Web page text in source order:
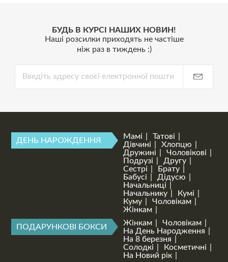
БУДЬ В КУРСІ НАШИХ НОВИН!
Наші розсилки приходять не частіше
ніж раз в тиждень :)
ДЕНЬ НАРОЖДЕННЯ Мамі
Татові
Дівчині
Хлопцю
Дружині
Чоловікові
Подрузі
Другу
Сестрі
Брату
Бабусі
Дідусю
Начальниці
Начальнику
Кумі
Куму
Чоловікам
Жінкам
ПОДАРУНКОВІ БОКСИ Жінкам
Чоловікам
На День Народження
На 8 березня
Солодкі
Косметичні
На Новий рік